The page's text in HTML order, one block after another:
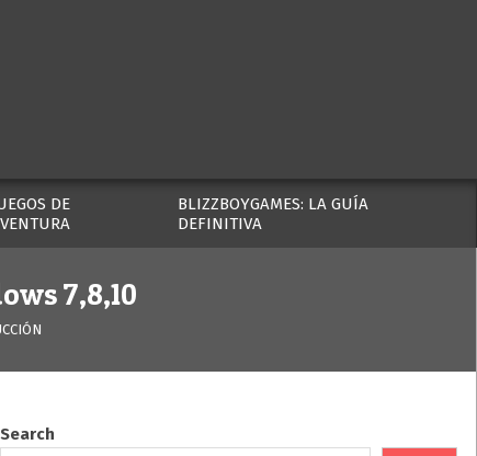
DE
BLIZZBOYGAMES: LA GUÍA
DEFINITIVA
7,8,10
Search